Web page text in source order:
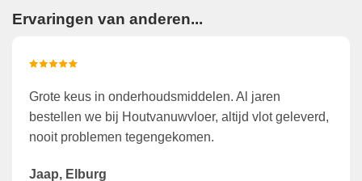
Ervaringen van anderen...
Grote keus in onderhoudsmiddelen. Al jaren
bestellen we bij Houtvanuwvloer, altijd vlot geleverd,
nooit problemen tegengekomen.
Jaap, Elburg